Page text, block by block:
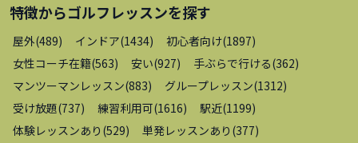
特徴からゴルフレッスンを探す
屋外(489) インドア(1434) 初心者向け(1897)
女性コーチ在籍(563) 安い(927) 手ぶらで行ける(362)
マンツーマンレッスン(883) グループレッスン(1312)
受け放題(737) 練習利用可(1616) 駅近(1199)
体験レッスンあり (529) 単発レッスンあり (377)